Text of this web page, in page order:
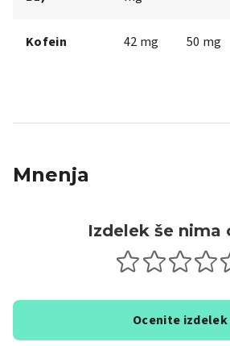
Kofein 42 mg 50 mg
Mnenja
Izdelek še nima
Ocenite izdelek